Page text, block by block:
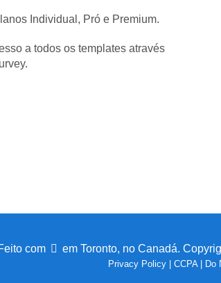
Individual, Pró e Premium.
a todos os templates através
com em Toronto, no Canadá.
Privacy Policy CCPA| Do